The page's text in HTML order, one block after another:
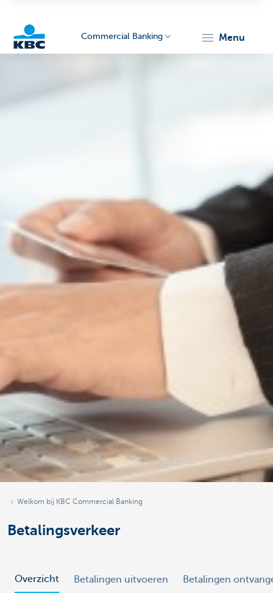
Commercial Banking menu
Welkom bij KBC Commercial Banking
Betalingsverkeer
Overzicht Betalingen uitvoeren Betalingen